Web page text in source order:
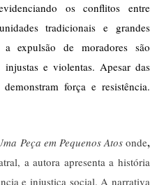
os conflitos entre
tradicionais e grandes
expulsão de moradores são
injustas e violentas. Apesar das
Peça em Pequenos Atos onde,
a autora apresenta a história
e injustiça social. A narrativa